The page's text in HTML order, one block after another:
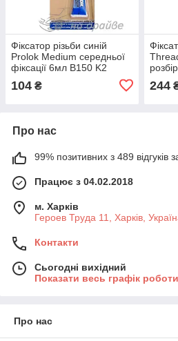
Фіксатор різьби синій
Prolok Medium середньої
фіксації 6мл B150 K2
104 ₴ 244
Про нас
99% позитивних з 489 відгуків
Працює з 04.02.2018
м. Харків
Героев Труда 11, Харків,
Контакти
Сьогодні вихідний
Показати весь графік роботи
Про нас